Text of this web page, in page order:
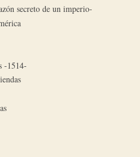
secreto de un imperio-
-1514-